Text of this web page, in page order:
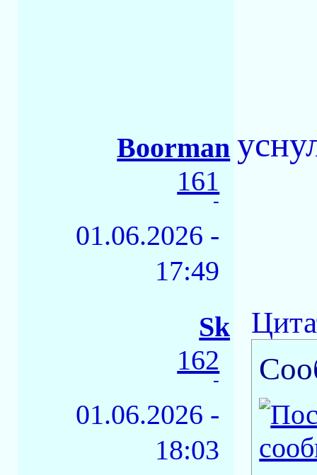
Boorman
161
-
01.06.2026 -
17:49
Sk
162
-
01.06.2026 -
18:03